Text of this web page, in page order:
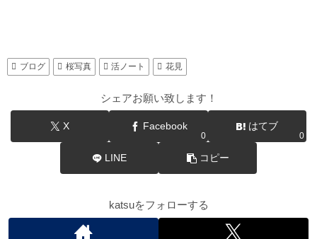
ブログ 桜写真 活ノート 花見
シェアお願い致します！
X Facebook
0
はてブ
0
LINE コピー
katsuをフォローする